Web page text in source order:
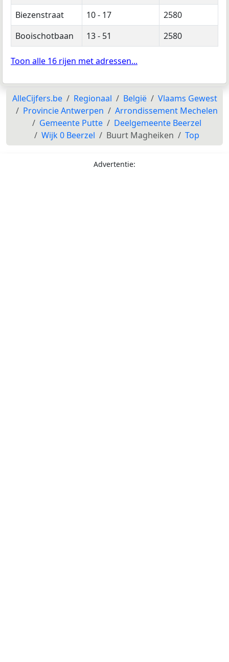
Biezenstraat
10 - 17
2580
Booischotbaan
13 - 51 2580
Toon alle 16 rijen met adressen...
AlleCijfers.be Regionaal België
Vlaams Gewest
Provincie Antwerpen
Arrondissement Mechelen
Gemeente Putte
Deelgemeente Beerzel
Wijk 0 Beerzel
Buurt Magheiken Top
Advertentie: